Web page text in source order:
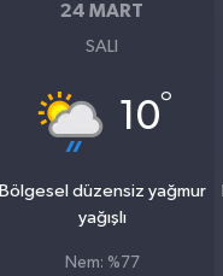
24 MART
SALI
10°
Bölgesel düzensiz yağmur
yağışlı
Nem: %77